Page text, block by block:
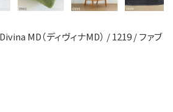
MD（ディヴィナMD） / 1219 / ファブ